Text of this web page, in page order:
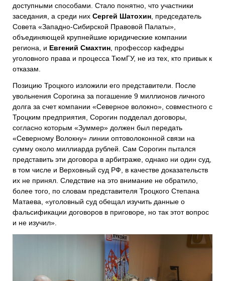
доступными способами. Стало понятно, что участники
заседания, а среди них Сергей Шатохин, председатель
Совета «Западно-Сибирской Правовой Палаты»,
объединяющей крупнейшие юридические компании
региона, и Евгений Смахтин, профессор кафедры
уголовного права и процесса ТюмГУ, не из тех, кто привык к
отказам.
Позицию Троцкого изложили его представители. После
увольнения Сорогина за погашение 9 миллионов личного
долга за счет компании «Северное волокно», совместного с
Троцким предприятия, Сорогин подделал договоры,
согласно которым «Зуммер» должен был передать
«Северному Волокну» линии оптоволоконной связи на
сумму около миллиарда рублей. Сам Сорогин пытался
представить эти договора в арбитраже, однако ни один суд,
в том числе и Верховный суд РФ, в качестве доказательств
их не принял. Следствие на это внимание не обратило,
более того, по словам представителя Троцкого Степана
Матаева, «уголовный суд обещал изучить данные о
фальсификации договоров в приговоре, но так этот вопрос
и не изучил».